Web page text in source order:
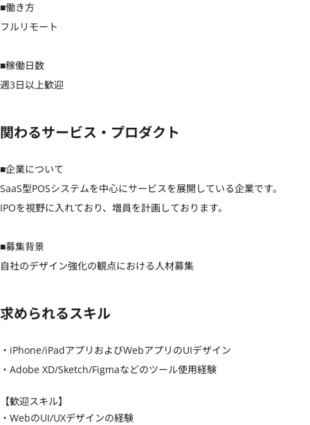
■働き方
フルリモート
■稼働日数
週3日以上歓迎
関わるサービス・プロダクト
■企業について
SaaS型POSシステムを中心にサービスを展開している企業です。
IPOを視野に入れており、増員を計画しております。
■募集背景
自社のデザイン強化の観点における人材募集
求められるスキル
・iPhone/iPadアプリおよびWebアプリのUIデザイン
・Adobe XD/Sketch/Figmaなどのツール使用経験
【歓迎スキル】
・WebのUI/UXデザインの経験